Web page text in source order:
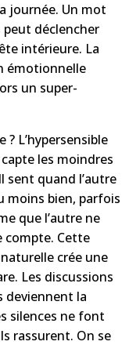
journée. Un mot
peut déclencher
intérieure. La
émotionnelle
un super-
? L’hypersensible
les moindres
sent quand l’autre
moins bien, parfois
que l’autre ne
compte. Cette
crée une
Les discussions
deviennent la
silences ne font
rassurent. On se